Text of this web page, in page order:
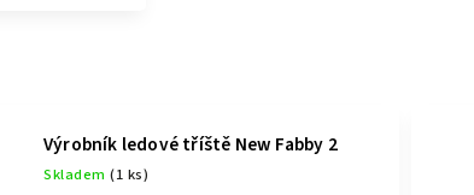
Výrobník ledové tříště New Fabby 2
Skladem (1 ks)